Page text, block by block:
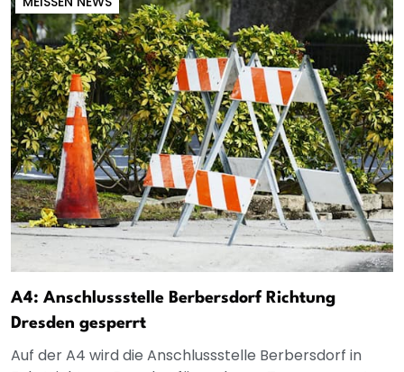
A4: Anschlussstelle Berbersdorf Richtung
Dresden gesperrt
Auf der A4 wird die Anschlussstelle Berbersdorf in